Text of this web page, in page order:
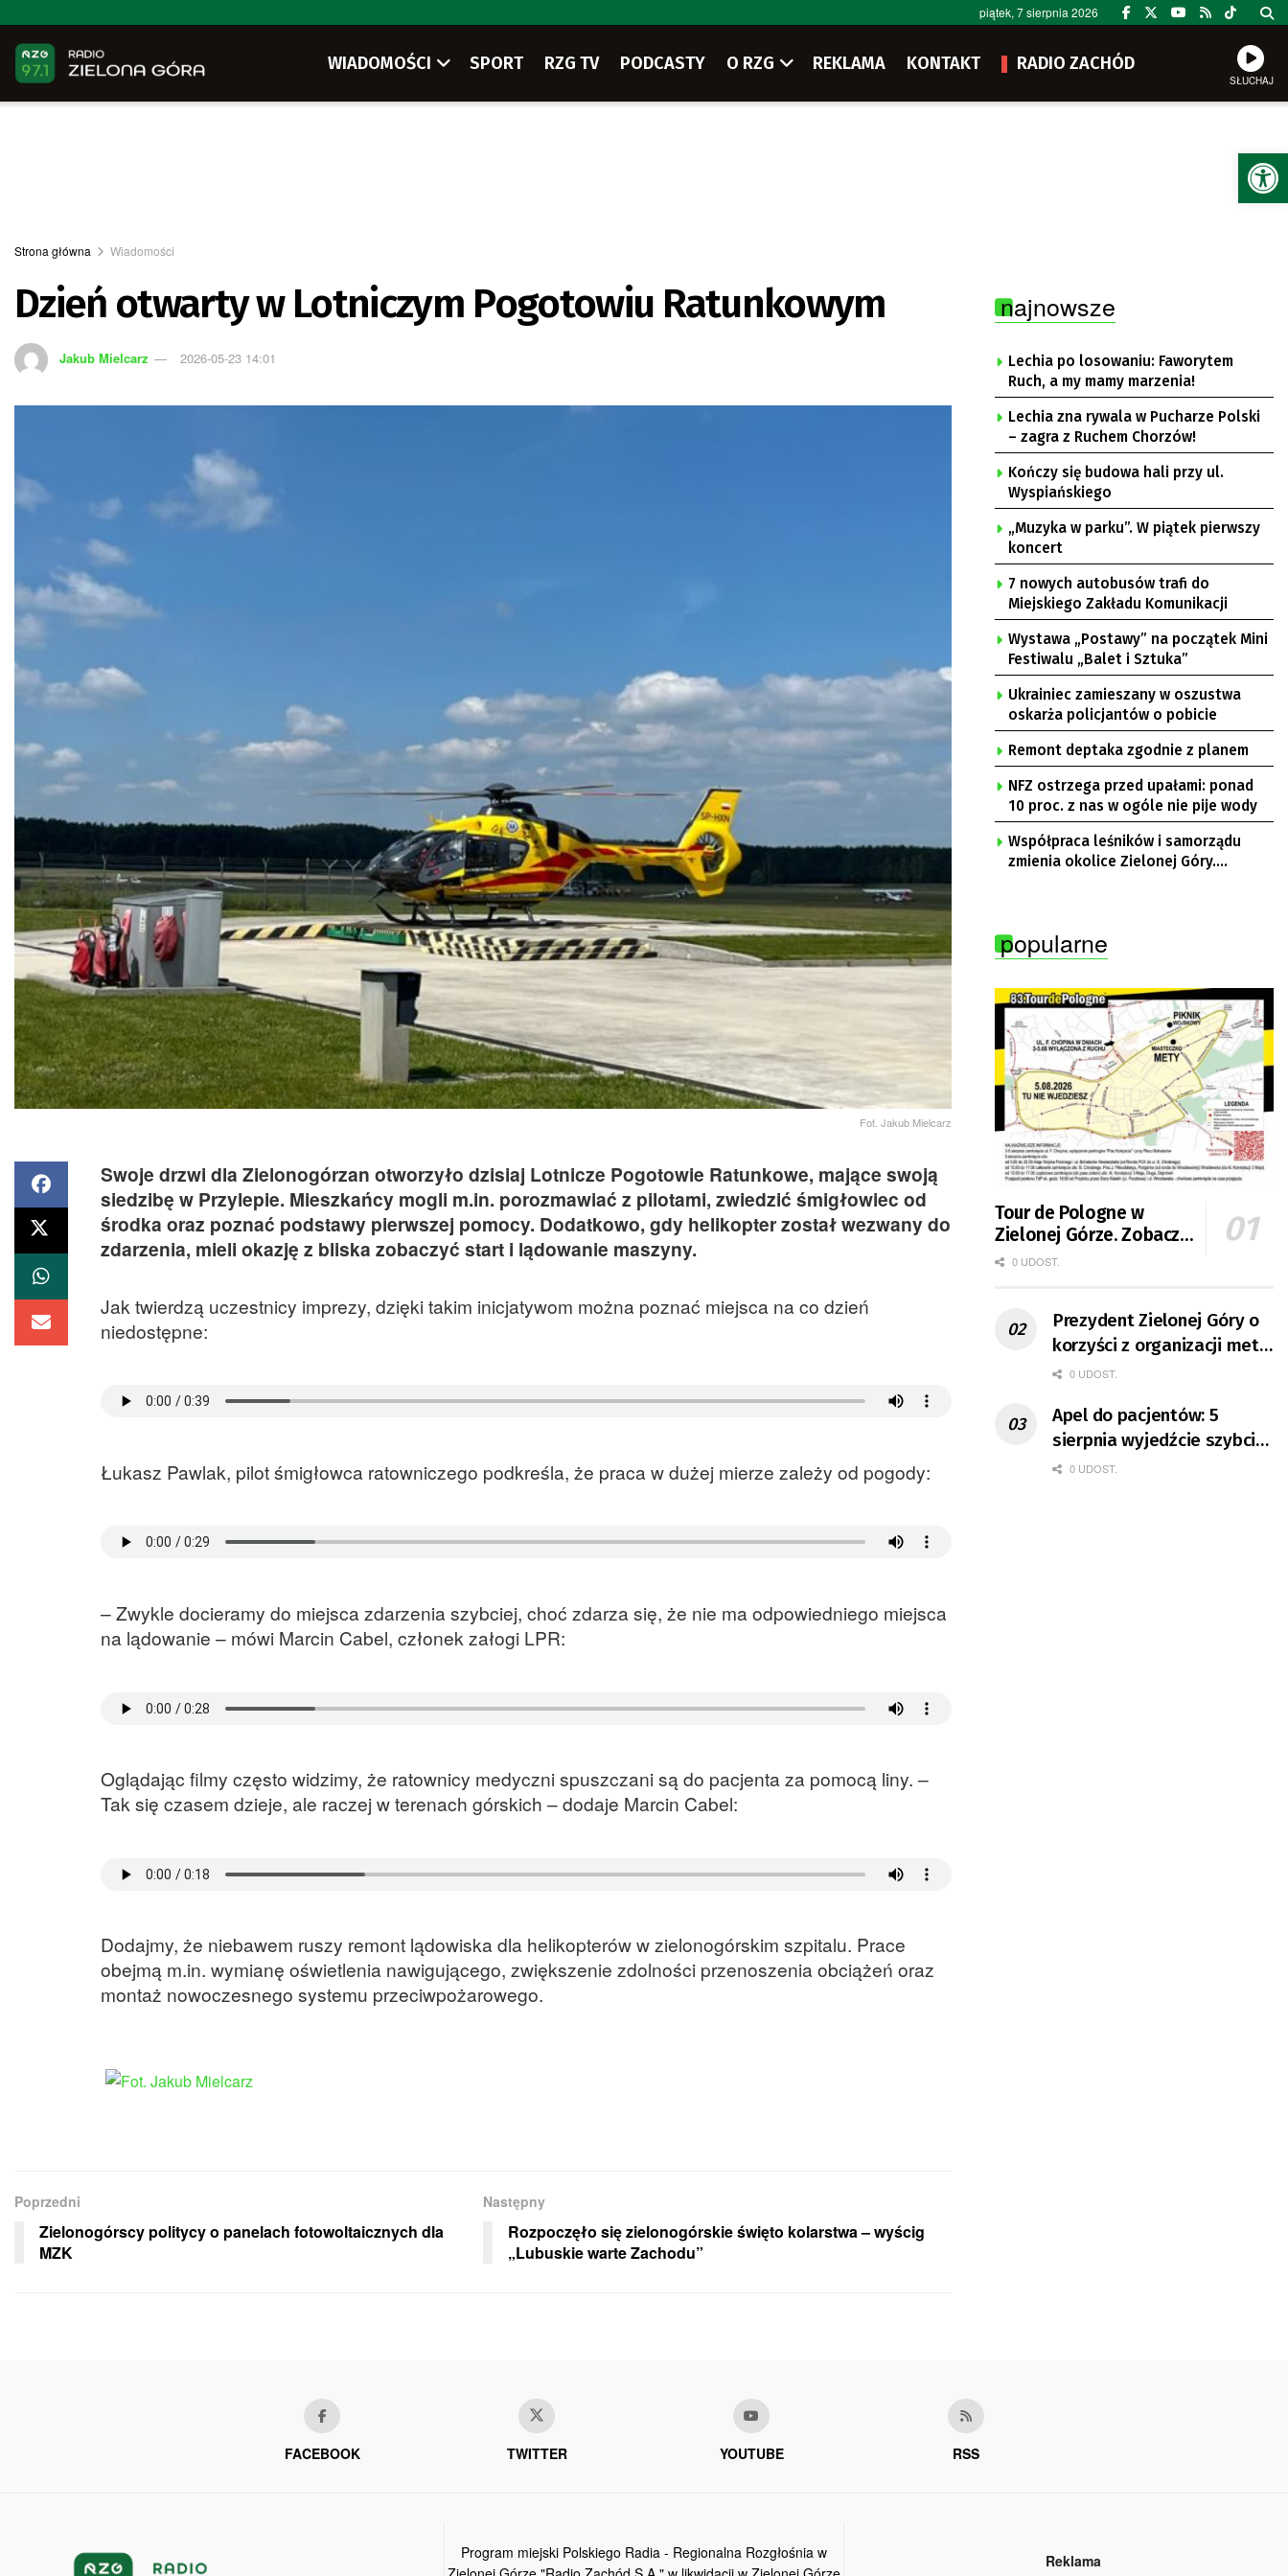
piątek, 7 sierpnia 2026
WIADOMOŚCI SPORT RZG TV PODCASTY O RZG REKLAMA KONTAKT RADIO ZACHÓD
SŁUCHAJ
Strona główna Wiadomości
Dzień otwarty w Lotniczym Pogotowiu Ratunkowym
Jakub Mielcarz 2026-05-23 14:01
Fot. Jakub Mielcarz
Swoje drzwi dla Zielonogórzan otworzyło dzisiaj Lotnicze Pogotowie Ratunkowe, mające swoją
siedzibę w Przylepie. Mieszkańcy mogli m.in. porozmawiać z pilotami, zwiedzić śmigłowiec od
środka oraz poznać podstawy pierwszej pomocy. Dodatkowo, gdy helikopter został wezwany do
zdarzenia, mieli okazję z bliska zobaczyć start i lądowanie maszyny.
Jak twierdzą uczestnicy imprezy, dzięki takim inicjatywom można poznać miejsca na co dzień
niedostępne:
Łukasz Pawlak, pilot śmigłowca ratowniczego podkreśla, że praca w dużej mierze zależy od pogody:
– Zwykle docieramy do miejsca zdarzenia szybciej, choć zdarza się, że nie ma odpowiedniego miejsca
na lądowanie – mówi Marcin Cabel, członek załogi LPR:
Oglądając filmy często widzimy, że ratownicy medyczni spuszczani są do pacjenta za pomocą liny. –
Tak się czasem dzieje, ale raczej w terenach górskich – dodaje Marcin Cabel:
Dodajmy, że niebawem ruszy remont lądowiska dla helikopterów w zielonogórskim szpitalu. Prace
obejmą m.in. wymianę oświetlenia nawigującego, zwiększenie zdolności przenoszenia obciążeń oraz
montaż nowoczesnego systemu przeciwpożarowego.
Poprzedni
Zielonogórscy politycy o panelach fotowoltaicznych dla
MZK
Następny
Rozpoczęło się zielonogórskie święto kolarstwa – wyścig
„Lubuskie warte Zachodu”
najnowsze
Lechia po losowaniu: Faworytem
Ruch, a my mamy marzenia!
Lechia zna rywala w Pucharze Polski
– zagra z Ruchem Chorzów!
Kończy się budowa hali przy ul.
Wyspiańskiego
„Muzyka w parku”. W piątek pierwszy
koncert
7 nowych autobusów trafi do
Miejskiego Zakładu Komunikacji
Wystawa „Postawy” na początek Mini
Festiwalu „Balet i Sztuka”
Ukrainiec zamieszany w oszustwa
oskarża policjantów o pobicie
Remont deptaka zgodnie z planem
NFZ ostrzega przed upałami: ponad
10 proc. z nas w ogóle nie pije wody
Współpraca leśników i samorządu
zmienia okolice Zielonej Góry.
popularne
Tour de Pologne w
Zielonej Górze. Zobacz
zmiany w organizacji
0 UDOST.
Prezydent Zielonej Góry o
korzyści z organizacji mety
Tour de Pologne
0 UDOST.
Apel do pacjentów: 5
sierpnia wyjedźcie szybciej
z domów
0 UDOST.
FACEBOOK TWITTER YOUTUBE RSS
Program miejski Polskiego Radia - Regionalna Rozgłośnia w
Reklama